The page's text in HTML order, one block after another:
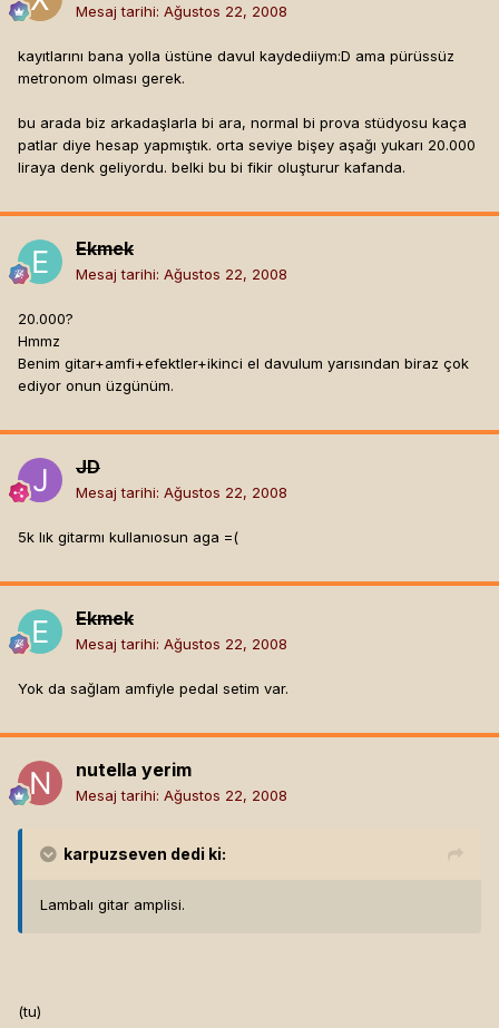
Mesaj tarihi: Ağustos 22, 2008
kayıtlarını bana yolla üstüne davul kaydediiym:D ama pürüssüz
metronom olması gerek.
bu arada biz arkadaşlarla bi ara, normal bi prova stüdyosu kaça
patlar diye hesap yapmıştık. orta seviye bişey aşağı yukarı 20.000
liraya denk geliyordu. belki bu bi fikir oluşturur kafanda.
Ekmek
Mesaj tarihi: Ağustos 22, 2008
20.000?
Hmmz
Benim gitar+amfi+efektler+ikinci el davulum yarısından biraz çok
ediyor onun üzgünüm.
JD
Mesaj tarihi: Ağustos 22, 2008
5k lık gitarmı kullanıosun aga =(
Ekmek
Mesaj tarihi: Ağustos 22, 2008
Yok da sağlam amfiyle pedal setim var.
nutella yerim
Mesaj tarihi: Ağustos 22, 2008
karpuzseven dedi ki:
Lambalı gitar amplisi.
(tu)